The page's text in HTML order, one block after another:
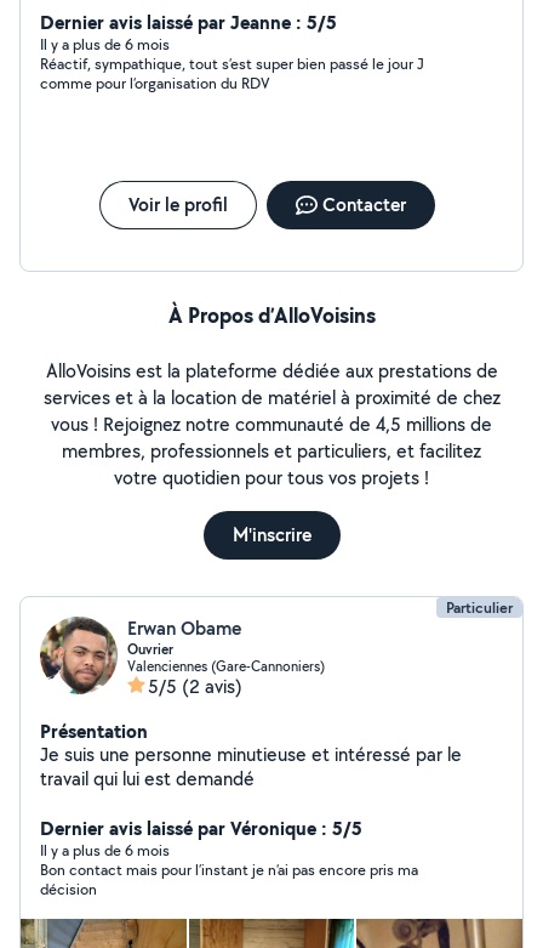
Dernier avis laissé par Jeanne : 5/5
Il y a plus de 6 mois
Réactif, sympathique, tout s’est super bien passé le jour J
comme pour l’organisation du RDV
Voir le profil Contacter
À Propos d’AlloVoisins
AlloVoisins est la plateforme dédiée aux prestations de
services et à la location de matériel à proximité de chez
vous ! Rejoignez notre communauté de 4,5 millions de
membres, professionnels et particuliers, et facilitez
votre quotidien pour tous vos projets !
M'inscrire
Particulier
Erwan Obame
Ouvrier
Valenciennes (Gare-Cannoniers)
5/5 (2 avis)
Présentation
Je suis une personne minutieuse et intéressé par le
travail qui lui est demandé
Dernier avis laissé par Véronique : 5/5
Il y a plus de 6 mois
Bon contact mais pour l’instant je n’ai pas encore pris ma
décision